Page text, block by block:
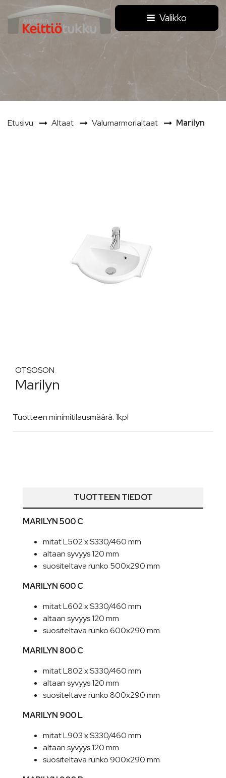
Siirry pääsisältöön
Valikko
Etusivu Altaat Valumarmorialtaat Marilyn
OTSOSON
Marilyn
Tuotteen minimitilausmäärä: 1kpl
TUOTTEEN TIEDOT
MARILYN 500 C
mitat L502 x S330/460 mm
altaan syvyys 120 mm
suositeltava runko 500x290 mm
MARILYN 600 C
mitat L602 x S330/460 mm
altaan syvyys 120 mm
suositeltava runko 600x290 mm
MARILYN 800 C
mitat L802 x S330/460 mm
altaan syvyys 120 mm
suositeltava runko 800x290 mm
MARILYN 900 L
mitat L903 x S330/460 mm
altaan syvyys 120 mm
suositeltava runko 900x290 mm